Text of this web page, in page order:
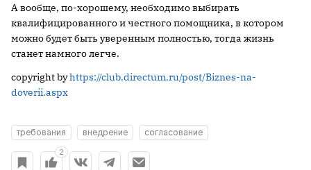
А вообще, по-хорошему, необходимо выбирать
квалифицированного и честного помощника, в котором
можно будет быть уверенным полностью, тогда жизнь
станет намного легче.
copyright byhttps://club.directum.ru/post/Biznes-na-
doverii.aspx
требования внедрение согласование
2